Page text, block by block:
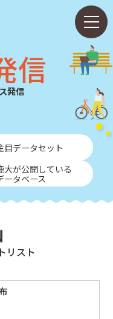
信
発信
目データセット
大が公開している
ータベース
リスト